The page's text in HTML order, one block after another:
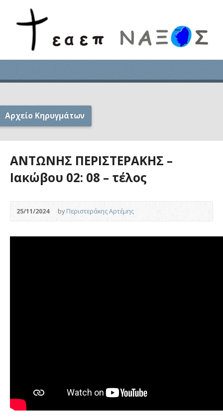
Αρχείο Κηρυγμάτων
ΑΝΤΩΝΗΣ ΠΕΡΙΣΤΕΡΑΚΗΣ –
Ιακώβου 02: 08 – τέλος
25/11/2024 byΠεριστεράκης Αρτέμης